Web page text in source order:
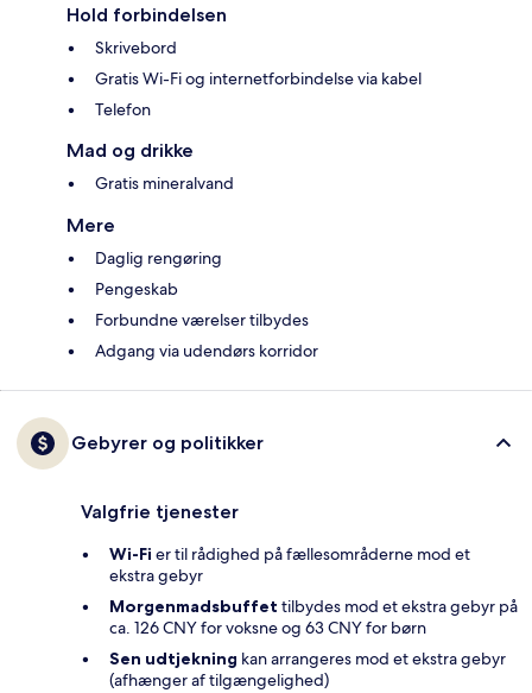
Hold forbindelsen
Skrivebord
Gratis Wi-Fi og internetforbindelse via kabel
Telefon
Mad og drikke
Gratis mineralvand
Mere
Daglig rengøring
Pengeskab
Forbundne værelser tilbydes
Adgang via udendørs korridor
Gebyrer og politikker
Valgfrie tjenester
Wi-Fi er til rådighed på fællesområderne mod et
ekstra gebyr
Morgenmadsbuffet tilbydes mod et ekstra gebyr på
ca. 126 CNY for voksne og 63 CNY for børn
Sen udtjekning kan arrangeres mod et ekstra gebyr
(afhænger af tilgængelighed)